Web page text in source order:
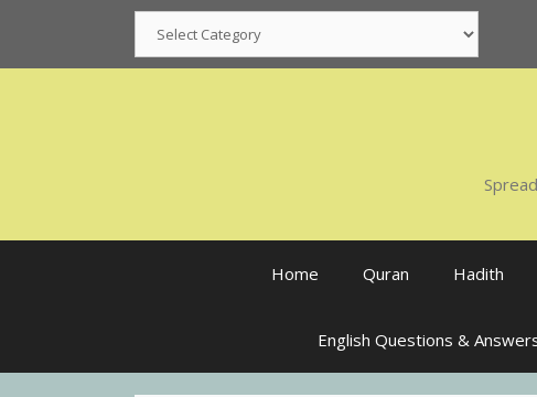
content
Home Quran Hadith
English Questions &